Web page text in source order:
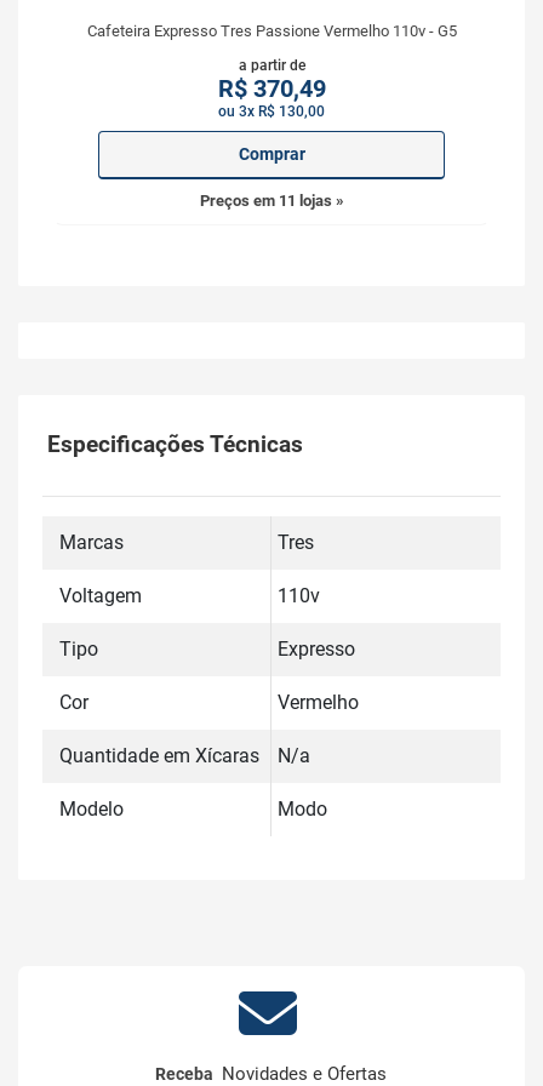
Cafeteira Expresso Tres Passione Vermelho 110v - G5
a partir de
R$370,49
ou 3x R$ 130,00
Comprar
Preços em 11 lojas »
Especificações Técnicas
Marcas Tres
Voltagem 110v
Tipo Expresso
Cor Vermelho
Quantidade em Xícaras N/a
Modelo Modo
Receba Novidades e Ofertas